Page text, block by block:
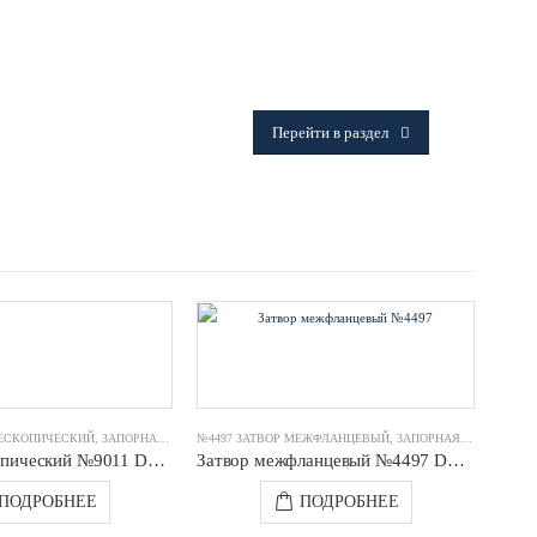
Перейти в раздел
ЗАПОРНАЯ АРМАТУРА ЯФАР
Шток телескопический №9011 DN0250-0350 1,3-1,8 m JAFAR
№4497 ЗАТВОР МЕЖФЛАНЦЕВЫЙ ЗАПОРНАЯ АРМАТУРА ЯФАР
Затвор межфланцевый №4497 DN0065 PN16 (диск нерж.сталь) JAFAR
ПОДРОБНЕЕ